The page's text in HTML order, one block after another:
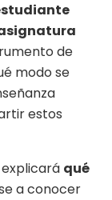
de
modo se
estos
qué
a conocer